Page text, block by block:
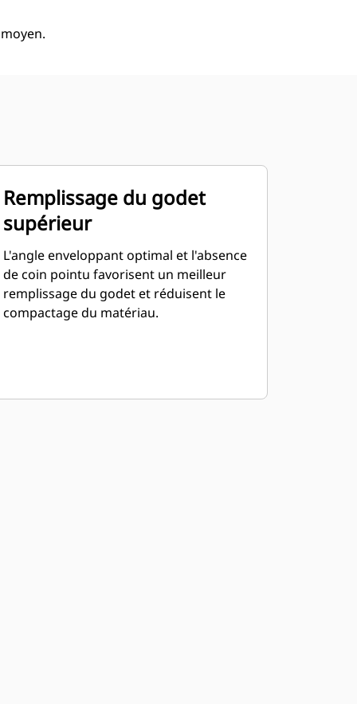
Remplissage du godet
supérieur
L'angle enveloppant optimal et l'absence
de coin pointu favorisent un meilleur
remplissage du godet et réduisent le
compactage du matériau.